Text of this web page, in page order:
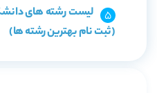
(ثبت نام بهترین رشته ها)